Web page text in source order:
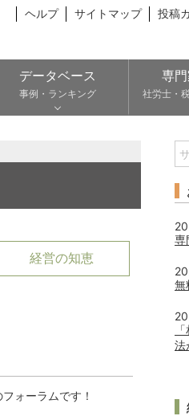
ヘルプ サイトマップ 投稿
データベース
事例・ランキング
専
社労士・
経営の知恵
ォーラムです！
専
無
法